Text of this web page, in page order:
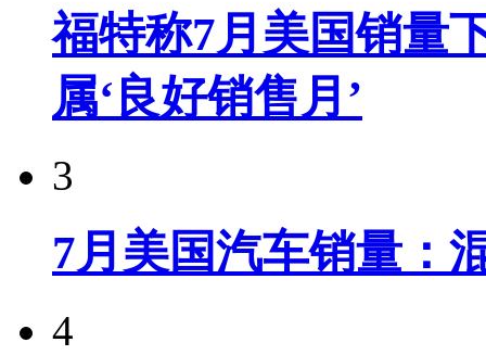
福特称7月美国销量
属‘良好销售月’
3
7月美国汽车销量：
4